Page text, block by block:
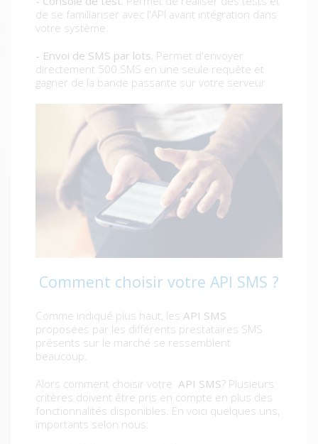
de se familiariser avec l'API avant intégration dans
votre système.
- Envoi de SMS par lots. Permet d'envoyer
directement 500 SMS en une seule requête et
gagner de la bande passante sur votre serveur.
Comment choisir votre API SMS ?
Comme indiqué plus haut, les API SMS
proposées par les différents prestataires SMS
présents sur le marché se ressemblent
beaucoup.
Alors comment choisir votre API SMS? Plusieurs
critères doivent être pris en compte en plus des
fonctionnalités disponibles. En voici quelques uns,
importants selon nous: